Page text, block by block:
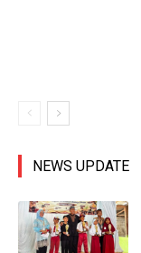
NEWS UPDATE